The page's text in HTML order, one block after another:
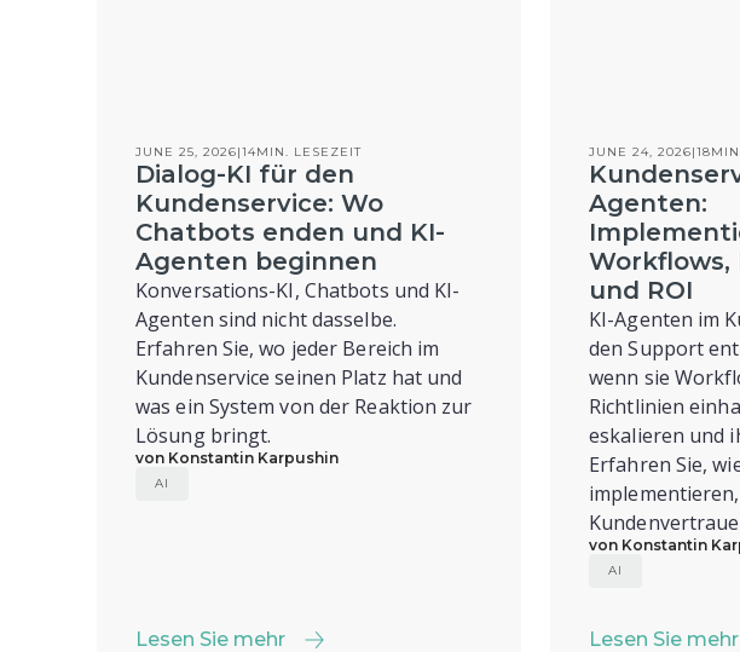
JUNE 25, 2026|14MIN. LESEZEIT
Dialog-KI für den
Kundenservice: Wo
Chatbots enden und KI-
Agenten beginnen
Konversations-KI, Chatbots und KI-
Agenten sind nicht dasselbe.
Erfahren Sie, wo jeder Bereich im
Kundenservice seinen Platz hat und
was ein System von der Reaktion zur
Lösung bringt.
von Konstantin Karpushin
AI
Lesen Sie mehr
JUNE 24, 2026|18
Agenten:
und ROI
KI-Agenten im
den Support
wenn sie
Richtlinien
eskalieren und
Erfahren Sie,
von Konstantin
AI
Lesen Sie mehr